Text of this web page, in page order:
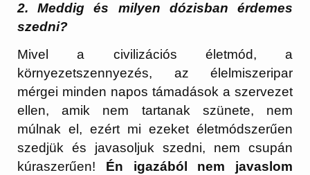
2. Meddig és milyen dózisban érdemes
szedni?
Mivel a civilizációs életmód, a
környezetszennyezés, az élelmiszeripar
mérgei minden napos támadások a szervezet
ellen, amik nem tartanak szünete, nem
múlnak el, ezért mi ezeket életmódszerűen
szedjük és javasoljuk szedni, nem csupán
kúraszerűen! Én igazából nem javaslom